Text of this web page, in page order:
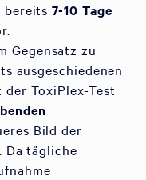
bereits7-10 Tage
Gegensatz zu
ausgeschiedenen
ToxiPlex-Test
Bild der
Da tägliche